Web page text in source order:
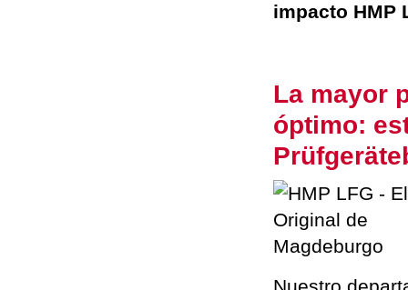
impacto HMP
La mayor
óptimo: